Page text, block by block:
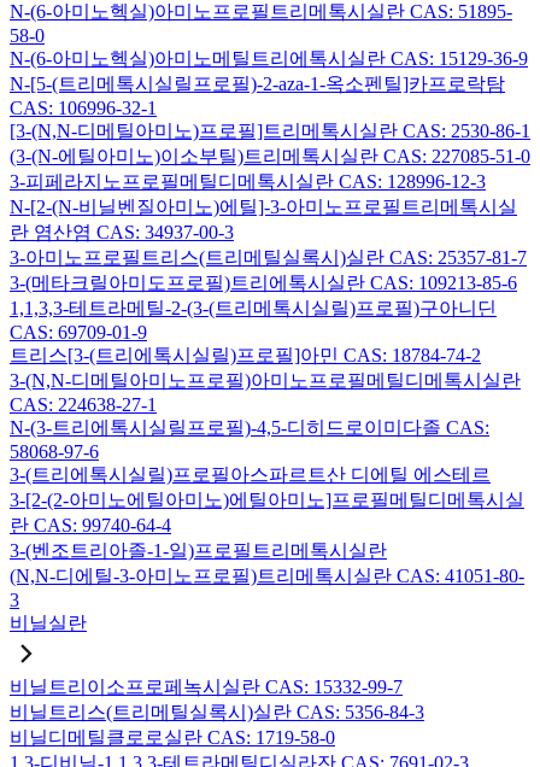
N-(6-아미노헥실)아미노프로필트리메톡시실란 CAS: 51895-
58-0
N-(6-아미노헥실)아미노메틸트리에톡시실란 CAS: 15129-36-9
N-[5-(트리메톡시실릴프로필)-2-aza-1-옥소펜틸]카프로락탐
CAS: 106996-32-1
[3-(N,N-디메틸아미노)프로필]트리메톡시실란 CAS: 2530-86-1
(3-(N-에틸아미노)이소부틸)트리메톡시실란 CAS: 227085-51-0
3-피페라지노프로필메틸디메톡시실란 CAS: 128996-12-3
N-[2-(N-비닐벤질아미노)에틸]-3-아미노프로필트리메톡시실
란 염산염 CAS: 34937-00-3
3-아미노프로필트리스(트리메틸실록시)실란 CAS: 25357-81-7
3-(메타크릴아미도프로필)트리에톡시실란 CAS: 109213-85-6
1,1,3,3-테트라메틸-2-(3-(트리메톡시실릴)프로필)구아니딘
CAS: 69709-01-9
트리스[3-(트리에톡시실릴)프로필]아민 CAS: 18784-74-2
3-(N,N-디메틸아미노프로필)아미노프로필메틸디메톡시실란
CAS: 224638-27-1
N-(3-트리에톡시실릴프로필)-4,5-디히드로이미다졸 CAS:
58068-97-6
3-(트리에톡시실릴)프로필아스파르트산 디에틸 에스테르
3-[2-(2-아미노에틸아미노)에틸아미노]프로필메틸디메톡시실
란 CAS: 99740-64-4
3-(벤조트리아졸-1-일)프로필트리메톡시실란
(N,N-디에틸-3-아미노프로필)트리메톡시실란 CAS: 41051-80-
3
비닐실란
비닐트리이소프로페녹시실란 CAS: 15332-99-7
비닐트리스(트리메틸실록시)실란 CAS: 5356-84-3
비닐디메틸클로로실란 CAS: 1719-58-0
1,3-디비닐-1,1,3,3-테트라메틸디실라잔 CAS: 7691-02-3